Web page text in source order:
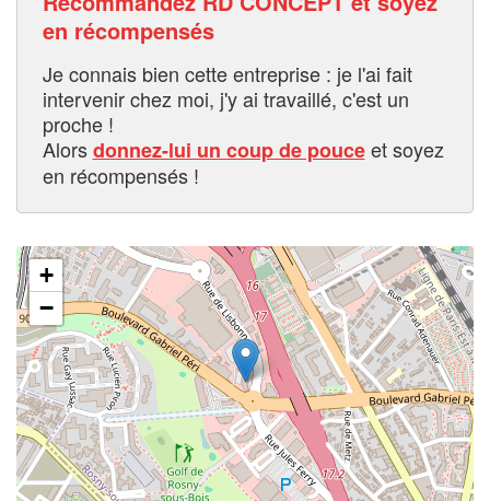
en récompensés
Je connais bien cette entreprise : je l'ai fait
intervenir chez moi, j'y ai travaillé, c'est un
proche !
Alorsdonnez-lui un coup de pouceet soyez
en récompensés !
+
−